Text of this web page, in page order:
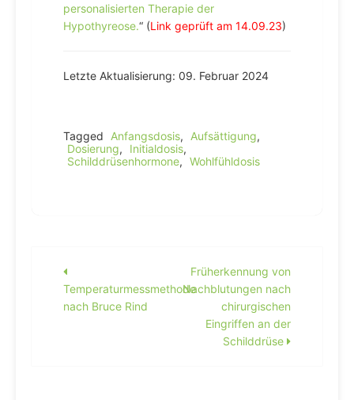
personalisierten Therapie der
Hypothyreose.“ (Link geprüft am 14.09.23)
Letzte Aktualisierung: 09. Februar 2024
Tagged Anfangsdosis, Aufsättigung,
Dosierung, Initialdosis,
Schilddrüsenhormone, Wohlfühldosis
Beitragsnavigation
Temperaturmessmethode
nach Bruce Rind
Früherkennung von
Nachblutungen nach
chirurgischen
Eingriffen an der
Schilddrüse